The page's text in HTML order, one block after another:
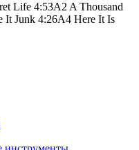
Life 4:53A2 A Thousand
It Junk 4:26A4 Here It Is